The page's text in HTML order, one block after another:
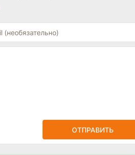
ОТПРАВИТЬ